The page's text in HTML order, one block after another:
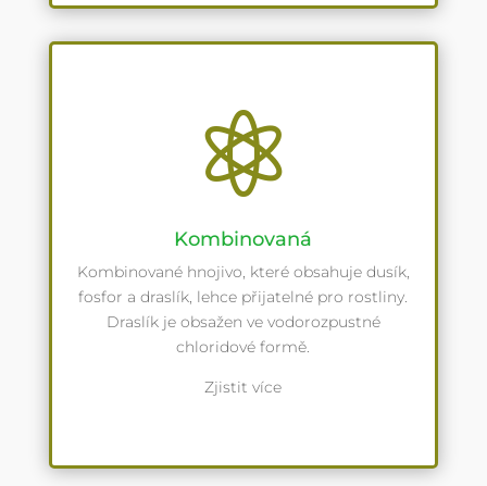

Kombinovaná
Kombinované hnojivo, které obsahuje dusík,
fosfor a draslík, lehce přijatelné pro rostliny.
Draslík je obsažen ve vodorozpustné
chloridové formě.
Zjistit více